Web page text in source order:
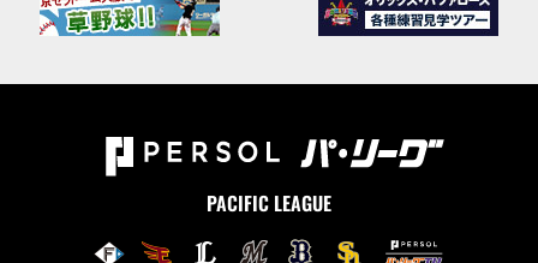
PACIFIC LEAGUE